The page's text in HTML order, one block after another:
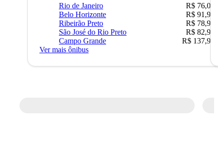
Rio de Janeiro
R$ 76,09
Belo Horizonte
R$ 91,90
Ribeirão Preto
R$ 78,90
São José do Rio Preto
R$ 82,90
Campo Grande
R$ 137,90
Ver mais ônibus